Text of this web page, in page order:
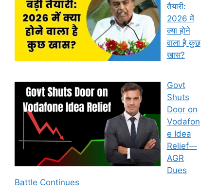
तैयारी:
2026 में
क्या होने
वाला है कुछ
खास?
Govt
Shuts
Door on
Vodafon
e Idea
Relief—
AGR
Dues
Battle Continues